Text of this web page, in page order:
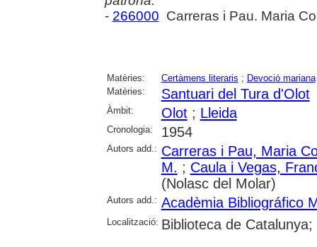
- 266000 Carreras i Pau. Maria
Matèries: Certàmens literaris ; Devoció mariana
Matèries:
Santuari del Tura d'Olot
Àmbit: Olot; Lleida
Cronologia: 1954
Autors add.: Carreras i Pau, Maria
M. ; Caula i Vegas,
(Nolasc del Molar)
Autors add.: Acadèmia Bibliográfico
Localització: Biblioteca de